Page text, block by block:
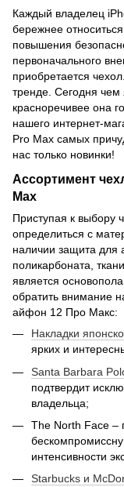
Каждый владелец
бережнее
повышения
первоначального
приобретается
тренде. Сегодня чем
красноречивее она
нашего интернет-
Pro Max самых
нас только новинки!
Ассортимент
Max
Приступая к выбору
определиться с
наличии защита для
поликарбоната,
является
обратить внимание
айфон 12 Про Макс:
Накладки
ярких и
Santa Barbara
подтвердит
владельца;
The North Face
интенсивности
Starbucks и